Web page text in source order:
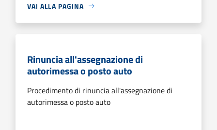
VAI ALLA PAGINA
Rinuncia all'assegnazione di
autorimessa o posto auto
Procedimento di rinuncia all'assegnazione di
autorimessa o posto auto